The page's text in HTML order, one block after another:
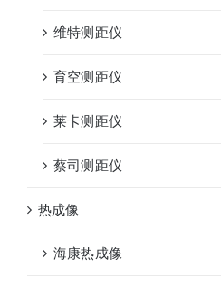
维特测距仪
育空测距仪
莱卡测距仪
蔡司测距仪
热成像
海康热成像